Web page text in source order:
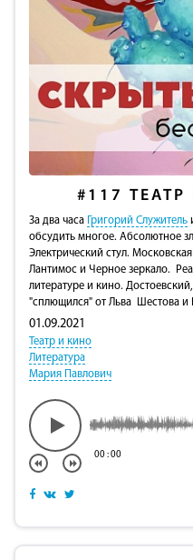
#117 ТЕАТР
За два часа Григорий Служитель
обсудить многое. Абсолютное
Электрический стул.
Лантимос и Черное зеркало.
литературе и кино.
"сплющился" от Льва Шестова и
01.09.2021
Театр и кино
Литература
Мария Павлович
00:00